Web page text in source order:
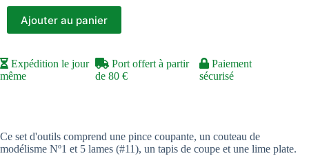
Ajouter au panier
Expédition le jour
même
Port offert à partir
de 80 €
Paiement
sécurisé
Ce set d'outils comprend une pince coupante, un couteau de
modélisme Nº1 et 5 lames (#11), un tapis de coupe et une lime plate.